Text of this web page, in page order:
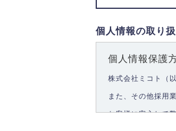
個人情報の取り
個人情報保護
株式会社ミコト（
また、その他採用
お客様に安心して